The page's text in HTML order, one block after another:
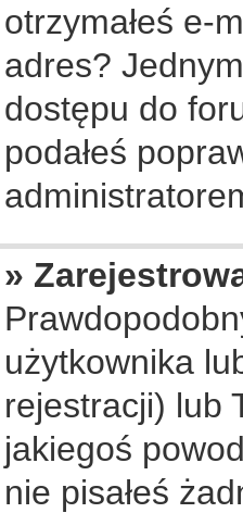
otrzymałeś e-
adres?
dostępu do
podałeś
»
użytkownika
rejestracji) lub
jakiegoś
nie pisałeś